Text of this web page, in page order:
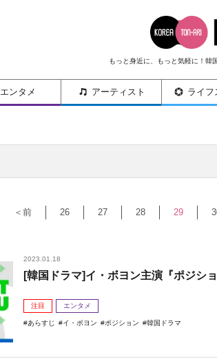
もっと身近に、もっと気軽に！韓
エンタメ アーティスト ライフ
＜前 26 27 28 29
2023.01.18
[韓国ドラマ]イ・ボヨン主演『ポジシ
注目 エンタメ
あらすじ イ・ボヨン ポジション 韓国ドラマ